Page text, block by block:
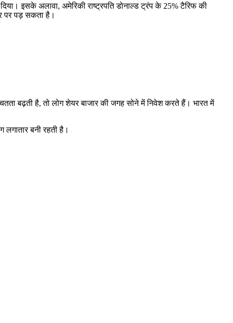
इसके अलावा, अमेरिकी राष्ट्रपति डोनाल्ड ट्रंप के 25% टैरिफ की
पर पड़ सकता है।
बढ़ती है, तो लोग शेयर बाजार की जगह सोने में निवेश करते हैं। भारत में
लगातार बनी रहती है।